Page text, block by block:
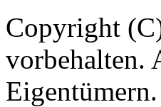
Copyright
vorbehalten.